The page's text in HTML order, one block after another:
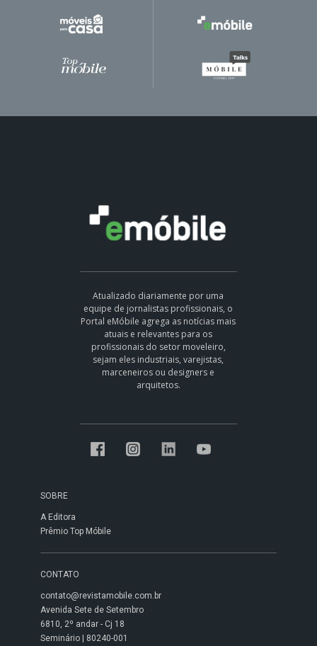
Atualizado diariamente por uma
equipe de jornalistas profissionais, o
Portal eMóbile agrega as notícias mais
atuais e relevantes para os
profissionais do setor moveleiro,
sejam eles industriais, varejistas,
marceneiros ou designers e
arquitetos.
SOBRE
A Editora
Prêmio Top Móbile
CONTATO
contato@revistamobile.com.br
Avenida Sete de Setembro
6810, 2º andar - Cj 18
Seminário | 80240-001